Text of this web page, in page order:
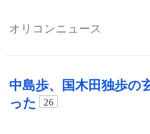
オリコンニュース
中島歩、国木田独歩の
った
26